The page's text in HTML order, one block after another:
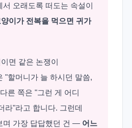
서 오래도록 떠도는 속설이
이가 전복을 먹으면 귀가
면 같은 논쟁이
"할머니가 늘 하시던 말씀,
른 쪽은 "그런 게 어디
라"라고 합니다. 그런데
며 가장 답답했던 건 — 어느